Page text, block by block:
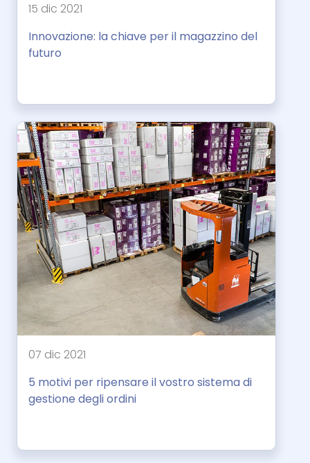
15 dic 2021
Innovazione: la chiave per il magazzino del
futuro
07 dic 2021
5 motivi per ripensare il vostro sistema di
gestione degli ordini